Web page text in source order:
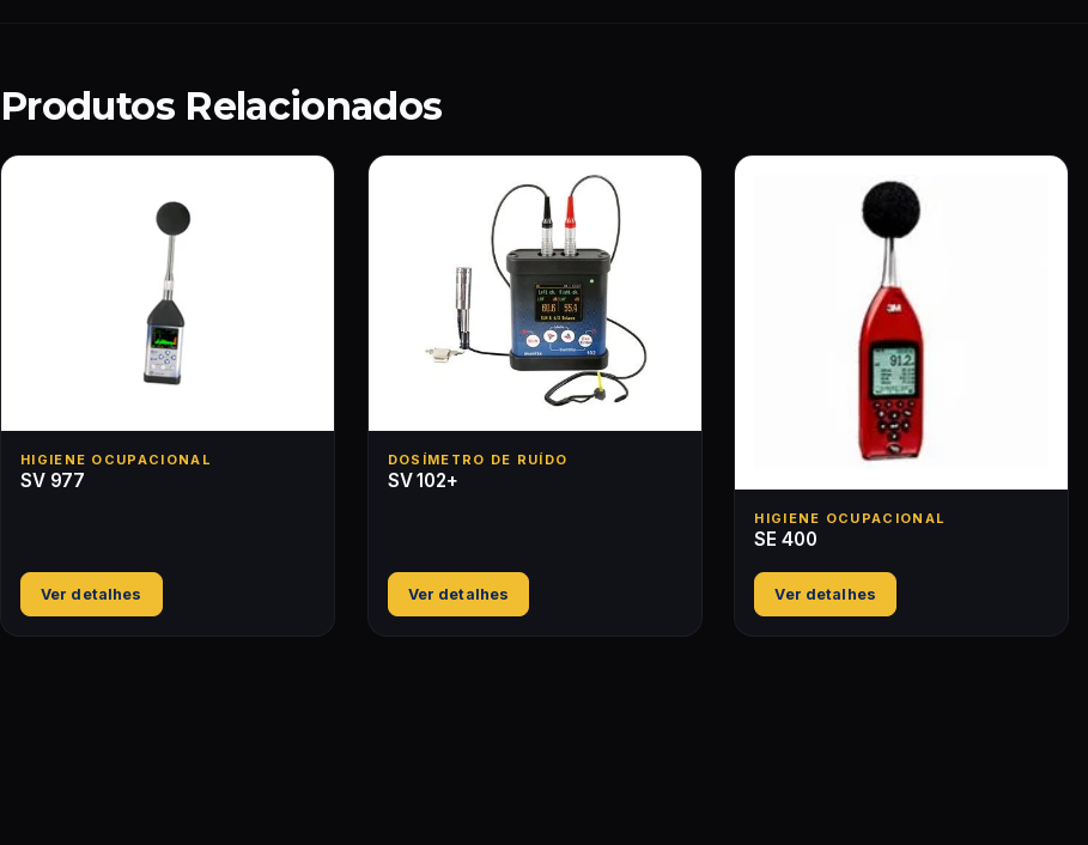
Produtos Relacionados
HIGIENE OCUPACIONAL
SV 977
Ver detalhes
DOSÍMETRO DE RUÍDO
SV 102+
Ver detalhes
HIGIENE OCUPACIONAL
SE 400
Ver detalhes